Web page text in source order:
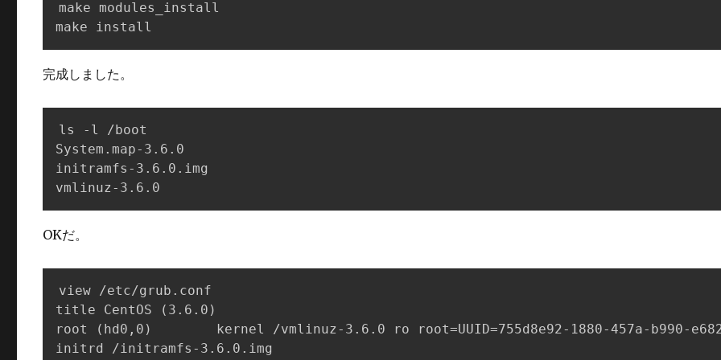
make modules_install
make install
完成しました。
ls -l /boot
System.map-3.6.0
initramfs-3.6.0.img
vmlinuz-3.6.0
OKだ。
view /etc/grub.conf
title CentOS (3.6.0)
root (hd0,0)        kernel /vmlinuz-3.6.0 ro root=UUID=755d8e92-1880-457a-b990-
initrd /initramfs-3.6.0.img